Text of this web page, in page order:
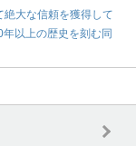
大な信頼を獲得して
以上の歴史を刻む同